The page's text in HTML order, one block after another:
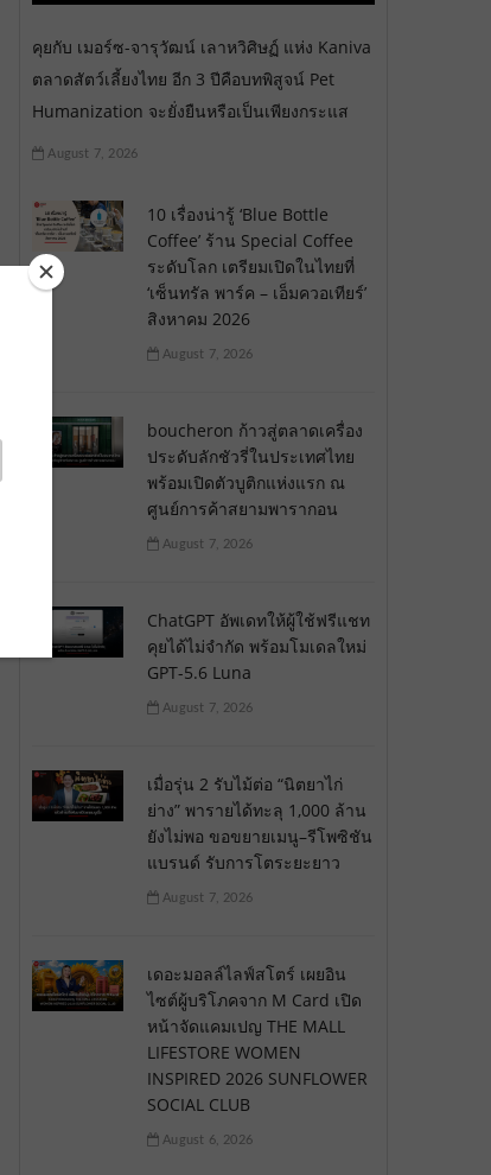
คุยกับ เมอร์ซ-จารุวัฒน์ เลาหวิศิษฏ์ แห่ง Kaniva
ตลาดสัตว์เลี้ยงไทย อีก 3 ปีคือบทพิสูจน์ Pet
Humanization จะยั่งยืนหรือเป็นเพียงกระแส
August 7, 2026
10 เรื่องน่ารู้ ‘Blue Bottle
Coffee’ ร้าน Special Coffee
ระดับโลก เตรียมเปิดในไทยที่
‘เซ็นทรัล พาร์ค – เอ็มควอเทียร์’
สิงหาคม 2026
August 7, 2026
boucheron ก้าวสู่ตลาดเครื่อง
ประดับลักชัวรี่ในประเทศไทย
พร้อมเปิดตัวบูติกแห่งแรก ณ
ศูนย์การค้าสยามพารากอน
August 7, 2026
ChatGPT อัพเดทให้ผู้ใช้ฟรีแชท
คุยได้ไม่จำกัด พร้อมโมเดลใหม่
GPT-5.6 Luna
August 7, 2026
เมื่อรุ่น 2 รับไม้ต่อ “นิตยาไก่
ย่าง” พารายได้ทะลุ 1,000 ล้าน
ยังไม่พอ ขอขยายเมนู–รีโพซิชัน
แบรนด์ รับการโตระยะยาว
August 7, 2026
เดอะมอลล์ไลฟ์สโตร์ เผยอิน
ไซต์ผู้บริโภคจาก M Card เปิด
หน้าจัดแคมเปญ THE MALL
LIFESTORE WOMEN
INSPIRED 2026 SUNFLOWER
SOCIAL CLUB
August 6, 2026